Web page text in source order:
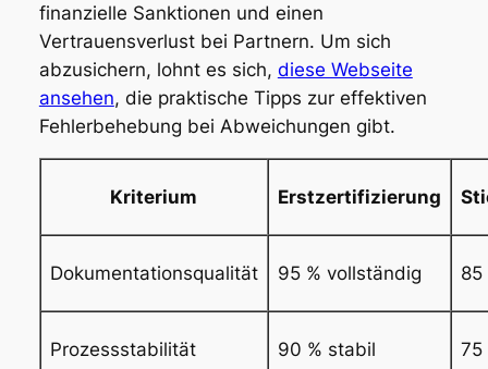
finanzielle Sanktionen und einen
Vertrauensverlust bei Partnern. Um sich
abzusichern, lohnt es sich, diese Webseite
ansehen, die praktische Tipps zur effektiven
Fehlerbehebung bei Abweichungen gibt.
Kriterium Erstzertifizierung
Dokumentationsqualität 95 % vollständig 85
Prozessstabilität 90 % stabil 75